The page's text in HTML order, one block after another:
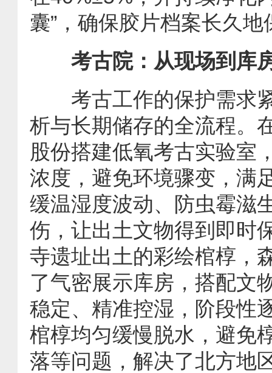
囊”，确保胶片档案长久
考古院：从现场到库
考古工作的保护需求紧
析与长期储存的全流程。
股份搭建低氧考古实验室
浓度，避免环境骤变，满
缓温湿度波动、防虫霉滋
伤，让出土文物得到即时
寺遗址出土的彩绘棺椁，
了气密展示库房，搭配文
稳定、精准控湿，阶段性
棺椁均匀缓慢脱水，避免
落等问题，解决了北方地